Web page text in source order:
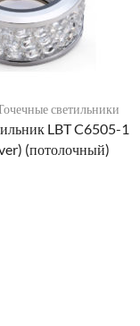
светильники
LBT C6505-1
(потолочный)